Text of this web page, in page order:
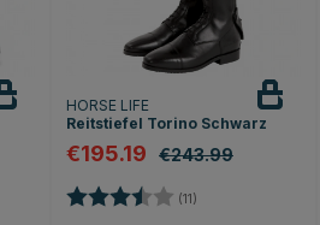
HORSE LIFE
Reitstiefel Torino Schwarz
€195.19 €243.99
Bewertung: (11)